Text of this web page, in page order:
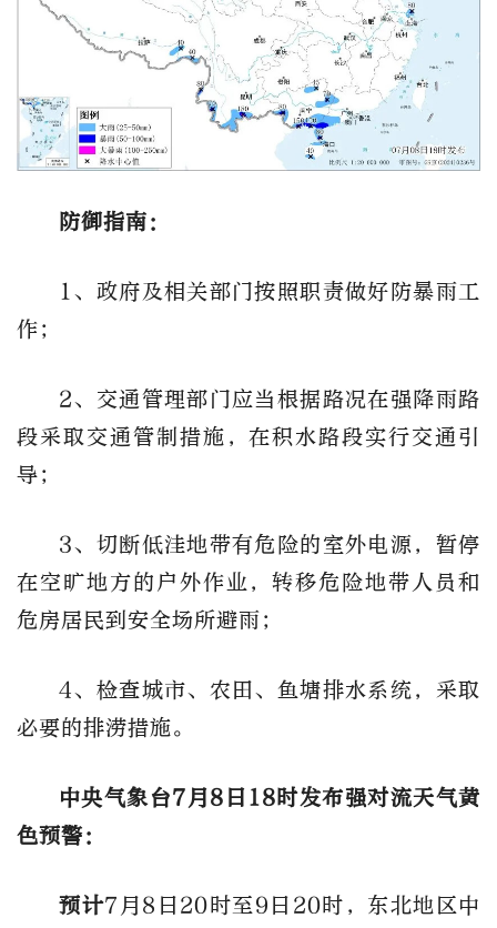
防御指南：
1、政府及相关部门按照职责做好防暴雨工
作；
2、交通管理部门应当根据路况在强降雨路
段采取交通管制措施，在积水路段实行交通引
导；
3、切断低洼地带有危险的室外电源，暂停
在空旷地方的户外作业，转移危险地带人员和
危房居民到安全场所避雨；
4、检查城市、农田、鱼塘排水系统，采取
必要的排涝措施。
中央气象台7月8日18时发布强对流天气黄
色预警：
预计7月8日20时至9日20时，东北地区中